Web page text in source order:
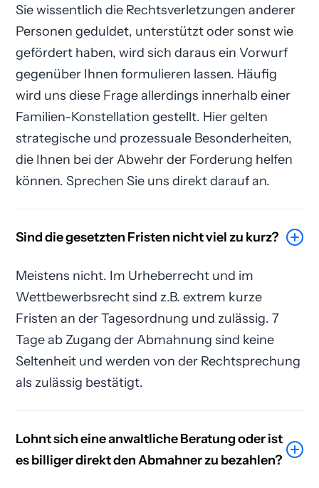
Sie wissentlich die Rechtsverletzungen anderer
Personen geduldet, unterstützt oder sonst wie
gefördert haben, wird sich daraus ein Vorwurf
gegenüber Ihnen formulieren lassen. Häufig
wird uns diese Frage allerdings innerhalb einer
Familien-Konstellation gestellt. Hier gelten
strategische und prozessuale Besonderheiten,
die Ihnen bei der Abwehr der Forderung helfen
können. Sprechen Sie uns direkt darauf an.
Sind die gesetzten Fristen nicht viel zu kurz?
Meistens nicht. Im Urheberrecht und im
Wettbewerbsrecht sind z.B. extrem kurze
Fristen an der Tagesordnung und zulässig. 7
Tage ab Zugang der Abmahnung sind keine
Seltenheit und werden von der Rechtsprechung
als zulässig bestätigt.
Lohnt sich eine anwaltliche Beratung oder ist
es billiger direkt den Abmahner zu bezahlen?